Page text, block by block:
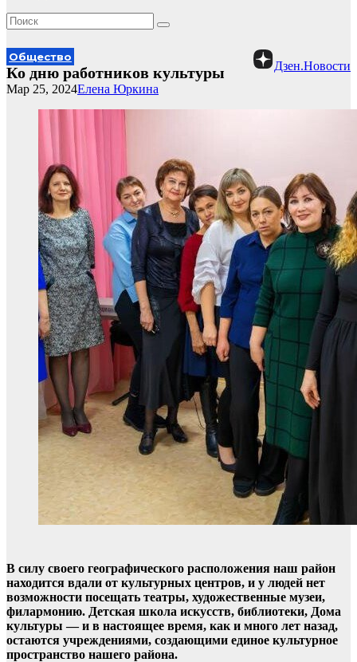
Дзен.Новости
Общество
Ко дню работников культуры
Елена Юркина
Мар 25, 2024
В силу своего географического расположения наш район
находится вдали от культурных центров, и у людей нет
возможности посещать театры, художественные музеи,
филармонию. Детская школа искусств, библиотеки, Дома
культуры — и в настоящее время, как и много лет назад,
остаются учреждениями, создающими единое культурное
пространство нашего района.